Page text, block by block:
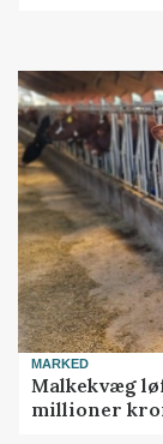
MARKED
Malkekvæg
millioner